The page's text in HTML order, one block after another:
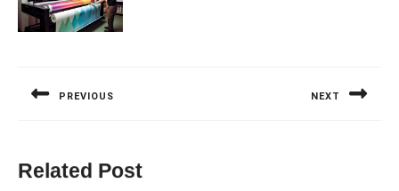
PREVIOUS NEXT
Related Post